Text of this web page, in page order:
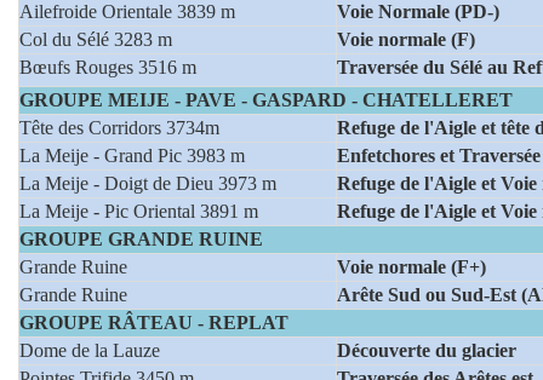
Ailefroide Orientale 3839 m
Voie Normale (PD-)
Col du Sélé 3283 m
Voie normale (F)
Bœufs Rouges 3516 m
Traversée du Sélé au
GROUPE MEIJE - PAVE - GASPARD - CHATELLERET
Tête des Corridors 3734m
Refuge de l'Aigle et tête
La Meije - Grand Pic 3983 m
Enfetchores et
La Meije - Doigt de Dieu 3973 m
Refuge de l'Aigle et
La Meije - Pic Oriental 3891 m
Refuge de l'Aigle et
GROUPE GRANDE RUINE
Grande Ruine
Voie normale (F+)
Grande Ruine
Arête Sud ou Sud-Est
GROUPE RÂTEAU - REPLAT
Dome de la Lauze
Découverte du glacier